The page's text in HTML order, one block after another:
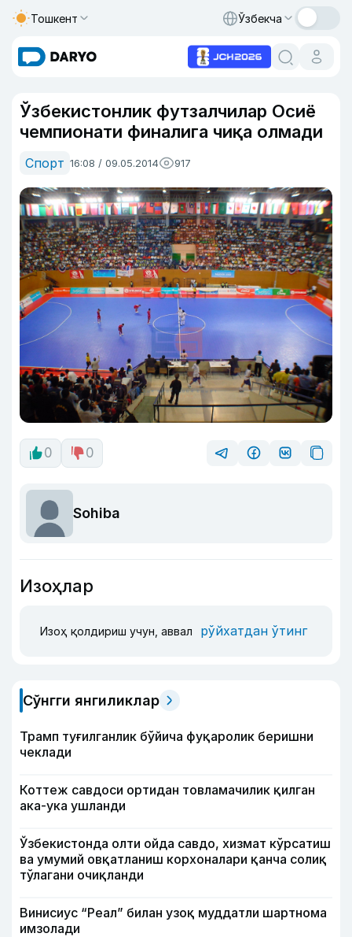
Тошкент Ўзбекча
Ўзбекистонлик футзалчилар Осиё
чемпионати финалига чиқа олмади
Спорт 16:08 / 09.05.2014 917
0 0
Sohiba
Изоҳлар
Изоҳ қолдириш учун, аввал рўйхатдан ўтинг
Сўнгги янгиликлар
Трамп туғилганлик бўйича фуқаролик беришни
чеклади
Коттеж савдоси ортидан товламачилик қилган
ака-ука ушланди
Ўзбекистонда олти ойда савдо, хизмат кўрсатиш
ва умумий овқатланиш корхоналари қанча солиқ
тўлагани очиқланди
Винисиус “Реал” билан узоқ муддатли шартнома
имзолади